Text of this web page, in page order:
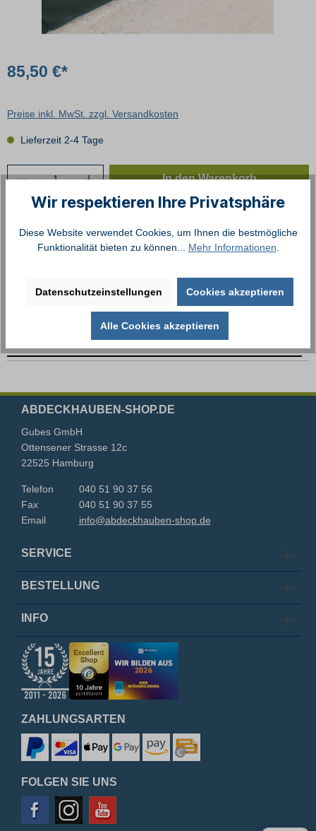
85,50 €*
Preise inkl. MwSt. zzgl. Versandkosten
Lieferzeit 2-4 Tage
In den Warenkorb
Zum Merkzettel hinzufügen
Produktnummer:211225G
Beschreibung
HDPE Sichtschutzgewebe für Balkone, Terrassen und
Tennisplätze. UV-stabil, reißfest sowie universell einsetzbar.
ABDECKHAUBEN-SHOP.DE
Gubes GmbH
Ottensener Strasse 12c
22525 Hamburg
Telefon
040 51 90 37 56
Fax
040 51 90 37 55
Email
info@abdeckhauben-shop.de
SERVICE
BESTELLUNG
INFO
ZAHLUNGSARTEN
FOLGEN SIE UNS
Wir respektieren Ihre Privatsphäre
Diese Website verwendet Cookies, um Ihnen die bestmögliche
Funktionalität bieten zu können... Mehr Informationen.
Datenschutzeinstellungen Cookies akzeptieren
Alle Cookies akzeptieren